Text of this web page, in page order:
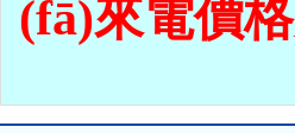
(fā)來電價